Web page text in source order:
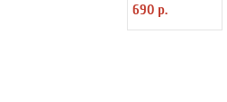
ANYSMART
коврик, 8
690 р.